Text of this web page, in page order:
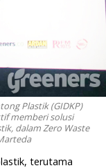
Plastik (GIDKP)
memberi solusi
dalam Zero Waste
terutama